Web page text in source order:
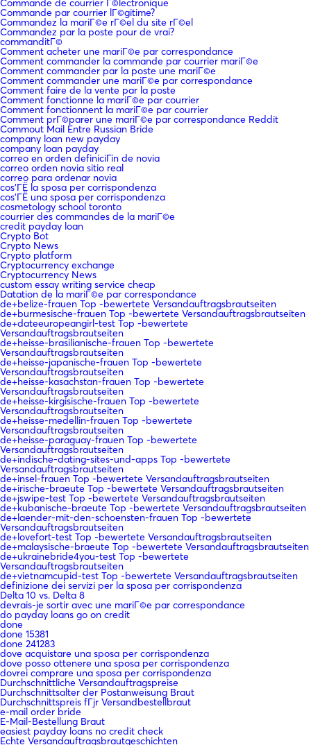
Commande de courrier Г©lectronique
Commande par courrier lГ©gitime?
Commandez la mariГ©e rГ©el du site rГ©el
Commandez par la poste pour de vrai?
commanditГ©
Comment acheter une mariГ©e par correspondance
Comment commander la commande par courrier mariГ©e
Comment commander par la poste une mariГ©e
Comment commander une mariГ©e par correspondance
Comment faire de la vente par la poste
Comment fonctionne la mariГ©e par courrier
Comment fonctionnent la mariГ©e par courrier
Comment prГ©parer une mariГ©e par correspondance Reddit
Commout Mail Entre Russian Bride
company loan new payday
company loan payday
correo en orden definiciГіn de novia
correo orden novia sitio real
correo para ordenar novia
cos'ГЁ la sposa per corrispondenza
cos'ГЁ una sposa per corrispondenza
cosmetology school toronto
courrier des commandes de la mariГ©e
credit payday loan
Crypto Bot
Crypto News
Crypto platform
Cryptocurrency exchange
Cryptocurrency News
custom essay writing service cheap
Datation de la mariГ©e par correspondance
de+belize-frauen Top -bewertete Versandauftragsbrautseiten
de+burmesische-frauen Top -bewertete Versandauftragsbrautseiten
de+dateeuropeangirl-test Top -bewertete
Versandauftragsbrautseiten
de+heisse-brasilianische-frauen Top -bewertete
Versandauftragsbrautseiten
de+heisse-japanische-frauen Top -bewertete
Versandauftragsbrautseiten
de+heisse-kasachstan-frauen Top -bewertete
Versandauftragsbrautseiten
de+heisse-kirgisische-frauen Top -bewertete
Versandauftragsbrautseiten
de+heisse-medellin-frauen Top -bewertete
Versandauftragsbrautseiten
de+heisse-paraguay-frauen Top -bewertete
Versandauftragsbrautseiten
de+indische-dating-sites-und-apps Top -bewertete
Versandauftragsbrautseiten
de+insel-frauen Top -bewertete Versandauftragsbrautseiten
de+irische-braeute Top -bewertete Versandauftragsbrautseiten
de+jswipe-test Top -bewertete Versandauftragsbrautseiten
de+kubanische-braeute Top -bewertete Versandauftragsbrautseiten
de+laender-mit-den-schoensten-frauen Top -bewertete
Versandauftragsbrautseiten
de+lovefort-test Top -bewertete Versandauftragsbrautseiten
de+malaysische-braeute Top -bewertete Versandauftragsbrautseiten
de+ukrainebride4you-test Top -bewertete
Versandauftragsbrautseiten
de+vietnamcupid-test Top -bewertete Versandauftragsbrautseiten
definizione dei servizi per la sposa per corrispondenza
Delta 10 vs. Delta 8
devrais-je sortir avec une mariГ©e par correspondance
do payday loans go on credit
done
done 15381
done 241283
dove acquistare una sposa per corrispondenza
dove posso ottenere una sposa per corrispondenza
dovrei comprare una sposa per corrispondenza
Durchschnittliche Versandauftragspreise
Durchschnittsalter der Postanweisung Braut
Durchschnittspreis fГјr Versandbestellbraut
e-mail order bride
E-Mail-Bestellung Braut
easiest payday loans no credit check
Echte Versandauftragsbrautgeschichten